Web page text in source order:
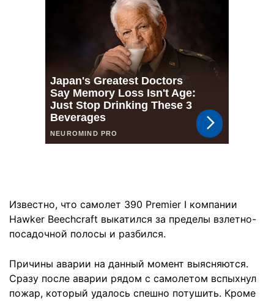
Известно, что самолет 390 Premier I компании
Hawker Beechcraft выкатился за пределы взлетно-
посадочной полосы и разбился.
Причины аварии на данный момент выясняются.
Сразу после аварии рядом с самолетом вспыхнул
пожар, который удалось спешно потушить. Кроме